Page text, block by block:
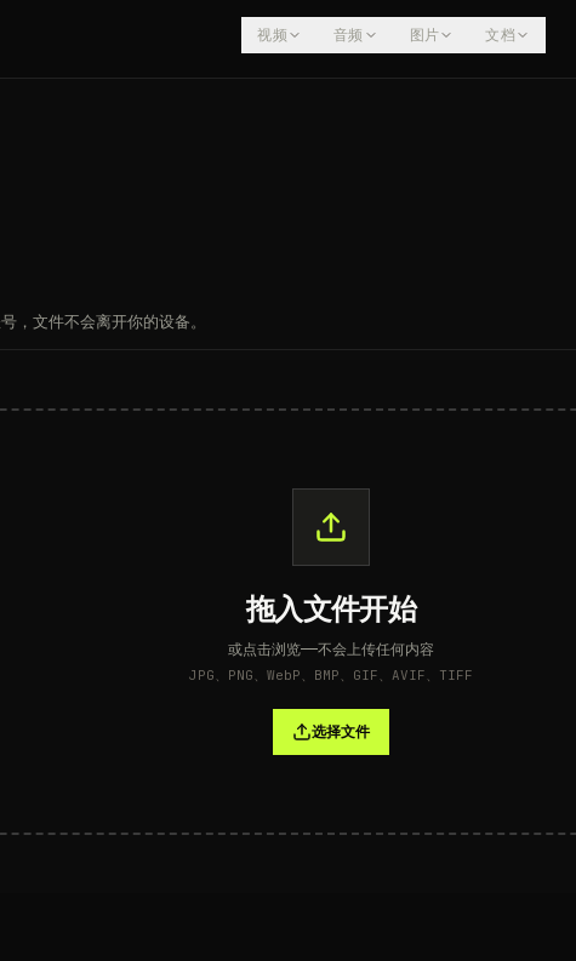
视频 音频 图片 文档
文件不会离开你的设备。
拖入文件开始
或点击浏览——不会上传任何内容
JPG、PNG、WebP、BMP、GIF、AVIF、TIFF
选择文件